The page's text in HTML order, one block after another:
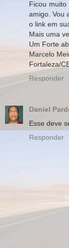
Ficou
amigo. Vou
o link em
Mais uma
Um Forte
Marcelo
Fortaleza/
Responder
Daniel
Esse deve
Responder